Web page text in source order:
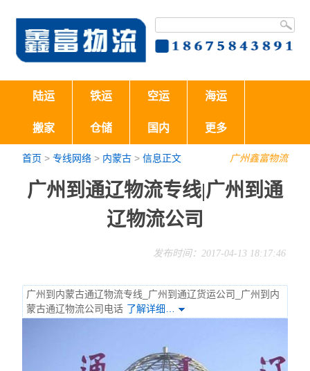
陆运 铁运 空运 海运
搬家 仓储 国内 更多
广州鑫富物流
首页 >专线网络 > 内蒙古 >信息正文
广州到通辽物流专线|广州到通
辽物流公司
发布时间：2017-04-13 18:17:46
广州到内蒙古通辽物流专线_广州到通辽货运公司_广州到内
蒙古通辽物流公司电话 了解详细…